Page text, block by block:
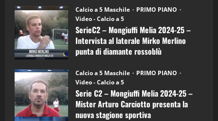
6)
–
Intervista
a
mister
Arturo
Carciotto
(Mongiuffi
Calcio a 5 Maschile
PRIMO PIANO
Video - Calcio a 5
SerieC2 – Mongiuffi Melia 2024-25 –
Intervista al laterale Mirko Merlino
punta di diamante rossoblù
Calcio a 5 Maschile
PRIMO PIANO
Video - Calcio a 5
Serie C2 – Mongiuffi Melia 2024-25 –
Mister Arturo Carciotto presenta la
nuova stagione sportiva
4
“SportEmpire” in Podcast: 27^ Puntata
(Martedi 14 Aprile 2026)
15/04/2026
5
“SportEmpire” in Podcast: 26^ Puntata
(Martedi 07 Aprile 2026)
08/04/2026